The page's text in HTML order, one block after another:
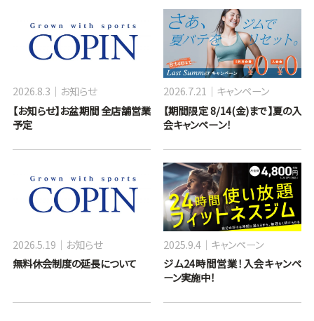
【お知らせ】お盆期間 全店舗営業
予定
2026.8.3
お知らせ
【期間限定 8/14(金)まで】夏の入
会キャンペーン！
2026.7.21 キャンペーン
無料休会制度の延長について
2026.5.19
お知らせ
ジム24時間営業！入会キャンペ
ーン実施中！
2025.9.4 キャンペーン